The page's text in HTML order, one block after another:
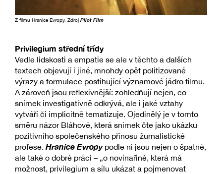
Z filmu Hranice Evropy. Zdroj Pilot Film
Privilegium střední třídy
Vedle lidskosti a empatie se ale v těchto a dalších
textech objevují i jiné, mnohdy opět politizované
výrazy a formulace postihující významové jádro filmu.
A zároveň jsou reflexivnější: zohledňují nejen, co
snímek investigativně odkrývá, ale i jaké vztahy
vytváří či implicitně tematizuje. Ojedinělý je v tomto
směru názor Bláhové, která snímek čte jako ukázku
pozitivního společenského přínosu žurnalistické
profese. Hranice Evropypodle ní jsou nejen o špatné,
ale také o dobré práci – „o novinařině, která má
možnost, privilegium a sílu ukázat a pojmenovat